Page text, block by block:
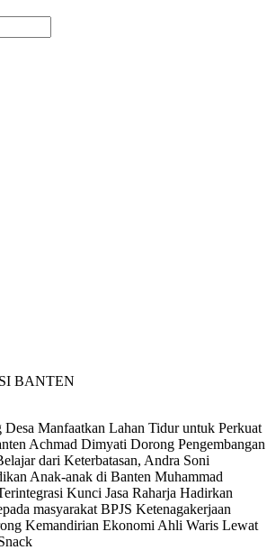
BANTEN
Manfaatkan Lahan Tidur untuk Perkuat
Achmad Dimyati Dorong Pengembangan
dari Keterbatasan, Andra Soni
Anak-anak di Banten Muhammad
Kunci Jasa Raharja Hadirkan
masyarakat BPJS Ketenagakerjaan
Kemandirian Ekonomi Ahli Waris Lewat